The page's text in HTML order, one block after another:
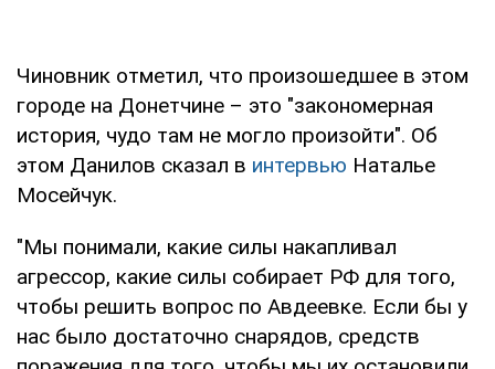
Чиновник отметил, что произошедшее в этом
городе на Донетчине – это "закономерная
история, чудо там не могло произойти". Об
этом Данилов сказал в интервью Наталье
Мосейчук.
"Мы понимали, какие силы накапливал
агрессор, какие силы собирает РФ для того,
чтобы решить вопрос по Авдеевке. Если бы у
нас было достаточно снарядов, средств